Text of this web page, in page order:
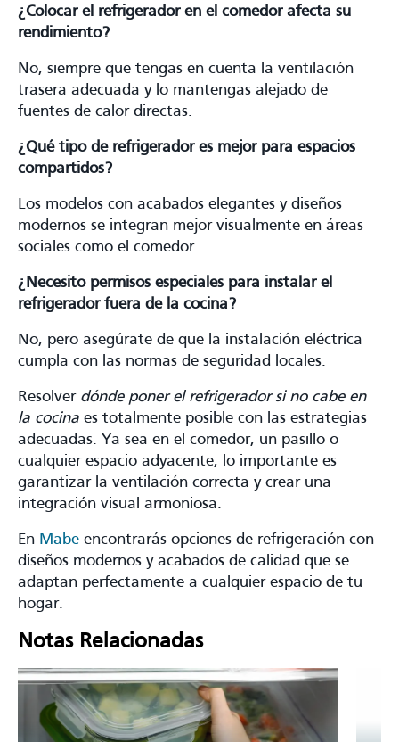
¿Colocar el refrigerador en el comedor afecta su
rendimiento?
No, siempre que tengas en cuenta la ventilación
trasera adecuada y lo mantengas alejado de
fuentes de calor directas.
¿Qué tipo de refrigerador es mejor para espacios
compartidos?
Los modelos con acabados elegantes y diseños
modernos se integran mejor visualmente en áreas
sociales como el comedor.
¿Necesito permisos especiales para instalar el
refrigerador fuera de la cocina?
No, pero asegúrate de que la instalación eléctrica
cumpla con las normas de seguridad locales.
Resolver dónde poner el refrigerador si no cabe en
la cocina es totalmente posible con las estrategias
adecuadas. Ya sea en el comedor, un pasillo o
cualquier espacio adyacente, lo importante es
garantizar la ventilación correcta y crear una
integración visual armoniosa.
En Mabe encontrarás opciones de refrigeración con
diseños modernos y acabados de calidad que se
adaptan perfectamente a cualquier espacio de tu
hogar.
Notas Relacionadas